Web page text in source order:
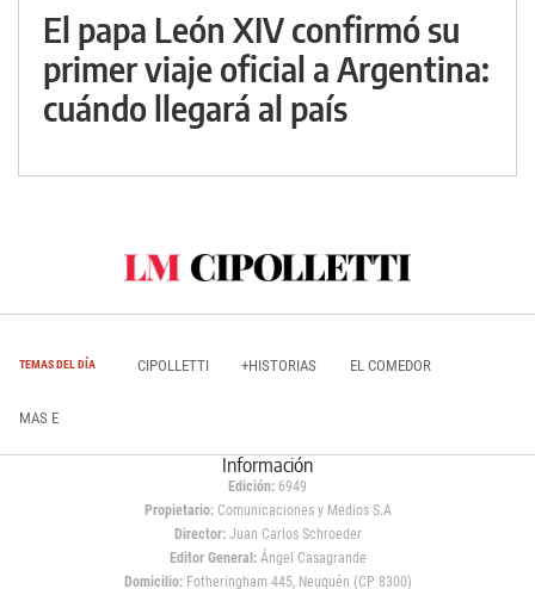
El papa León XIV confirmó su
primer viaje oficial a Argentina:
cuándo llegará al país
TEMAS DEL DÍA CIPOLLETTI +HISTORIAS EL COMEDOR
MAS E
Información
Edición: 6949
Propietario:Comunicaciones y Medios S.A
Director: Juan Carlos Schroeder
Editor General:Ángel Casagrande
Domicilio:Fotheringham 445, Neuquén (CP 8300)